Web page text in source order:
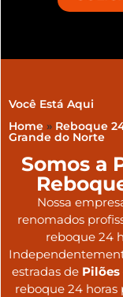
Você Está Aqui
Home » Reboque
Grande do Norte
Somos a
Nossa
renomados
reboque 24
estradas de Pilões
reboque 24 horas